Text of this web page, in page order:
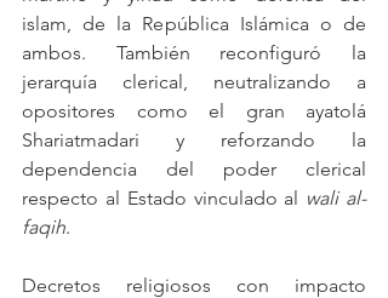
islam, de la República Islámica o de
ambos. También reconfiguró la
jerarquía clerical, neutralizando a
opositores como el gran ayatolá
Shariatmadari y reforzando la
dependencia del poder clerical
respecto al Estado vinculado al wali al-
faqih.
Decretos religiosos con impacto